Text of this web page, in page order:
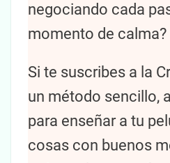
negociando cada
momento de calma?
Si te suscribes a la
un método sencillo,
para enseñar a tu
cosas con buenos